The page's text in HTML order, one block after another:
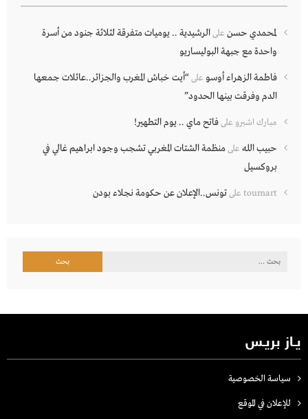
لمحمدي حسن علىالرشيدية .. يوميات متفرقة لثلاثة جنود من أسرة
واحدة مع جبهة البوليساريو
فاطمة الزهراء أوسو على“أيت خباش المغرب والجزائر..عائلات جمعها
الدم وفرقت بينها الحدود”
مبارك اشبرو علىفاتح ماي .. يوم التطهير!
حبيب الله علىمنظمة الشتات المغربي تشجب وجود ابراهيم غالي في
بروكسيل
toumart علىتونس..الإعلان عن حكومة نجلاء بودن
البحث
يـاز بريـس
سياسة الخصوصية
للإعلان في الموقع